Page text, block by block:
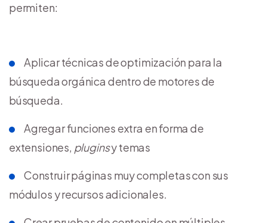
permiten:
Aplicar técnicas de optimización para la
búsqueda orgánica dentro de motores de
búsqueda.
Agregar funciones extra en forma de
extensiones, pluginsy temas
Construir páginas muy completas con sus
módulos y recursos adicionales.